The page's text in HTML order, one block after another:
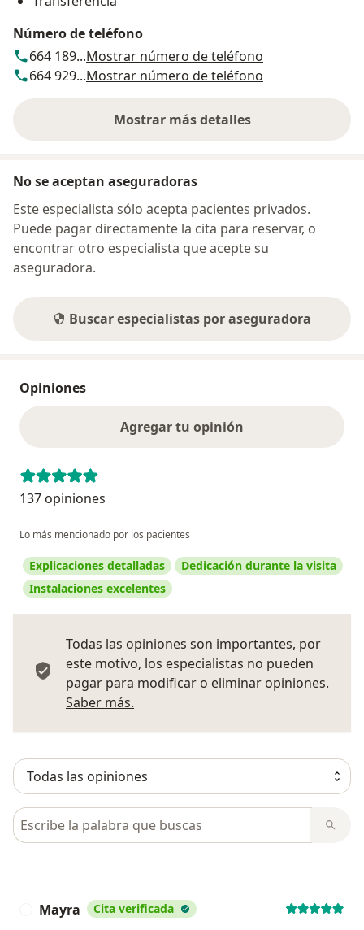
Número de teléfono
664 189...Mostrar número de teléfono
664 929...Mostrar número de teléfono
Mostrar más detalles
sobre la dirección
No se aceptan aseguradoras
Este especialista sólo acepta pacientes privados.
Puede pagar directamente la cita para reservar, o
encontrar otro especialista que acepte su
aseguradora.
Buscar especialistas por aseguradora
Opiniones
Agregar tu opinión
137 opiniones
Lo más mencionado por los pacientes
Explicaciones detalladas
Dedicación durante la visita
Instalaciones excelentes
Todas las opiniones son importantes, por
este motivo, los especialistas no pueden
pagar para modificar o eliminar opiniones.
Saber más.
Busca en opiniones
Mayra Cita verificada